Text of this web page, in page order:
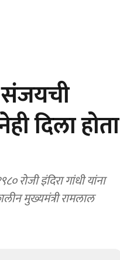
संजयची
दिला होता
रोजी इंदिरा गांधी यांना
मुख्यमंत्री रामलाल